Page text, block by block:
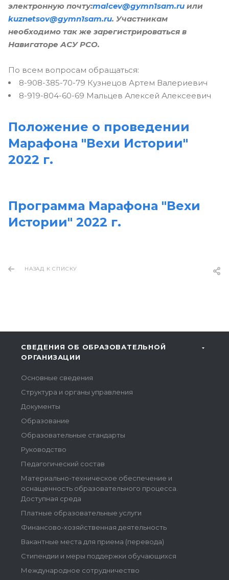
электронную почту:malcev@gymn1sam.ru или
kuznetsov@gymn1sam.ru. Участникам
необходимо так же зарегистрироваться в
Навигаторе АСУ РСО.
По всем вопросам обращаться:
8-908-385-70-79 Кузнецов Артем Валериевич
8-919-804-60-69 Мальцев Алексей Алексеевич
Положение о проведении
Марафона "Вехи Истории"
2022 г.
Программа Марафона "Вехи
Истории" 2022 г.
НАЗАД К СПИСКУ
СВЕДЕНИЯ ОБ ОБРАЗОВАТЕЛЬНОЙ
ОРГАНИЗАЦИИ
Основные сведения
Структура и органы управления
Документы
Образование
Образовательные стандарты
Руководство
Педагогический состав
Материально-техническое обеспечение и
оснащенность образовательного процесса.
Доступная среда
Платные образовательные услуги
Финансово-хозяйственная деятельность
Вакантные места для приема (перевода)
Стипендии и меры поддержки обучающихся
Международное сотрудничество